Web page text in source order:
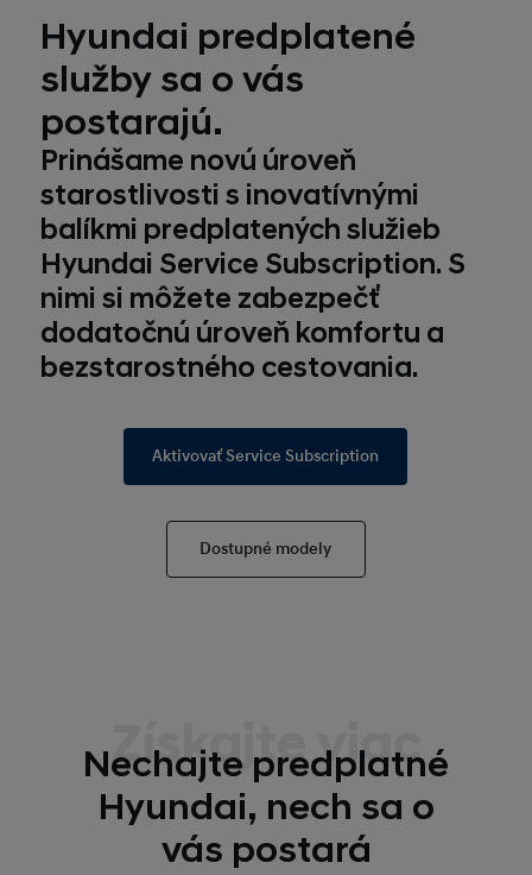
Hyundai predplatené
služby sa o vás
postarajú.
Prinášame novú úroveň
starostlivosti s inovatívnými
balíkmi predplatených služieb
Hyundai Service Subscription. S
nimi si môžete zabezpečť
dodatočnú úroveň komfortu a
bezstarostného cestovania.
Aktivovať Service Subscription
Dostupné modely
Získajte viac
Nechajte predplatné
Hyundai, nech sa o
vás postará